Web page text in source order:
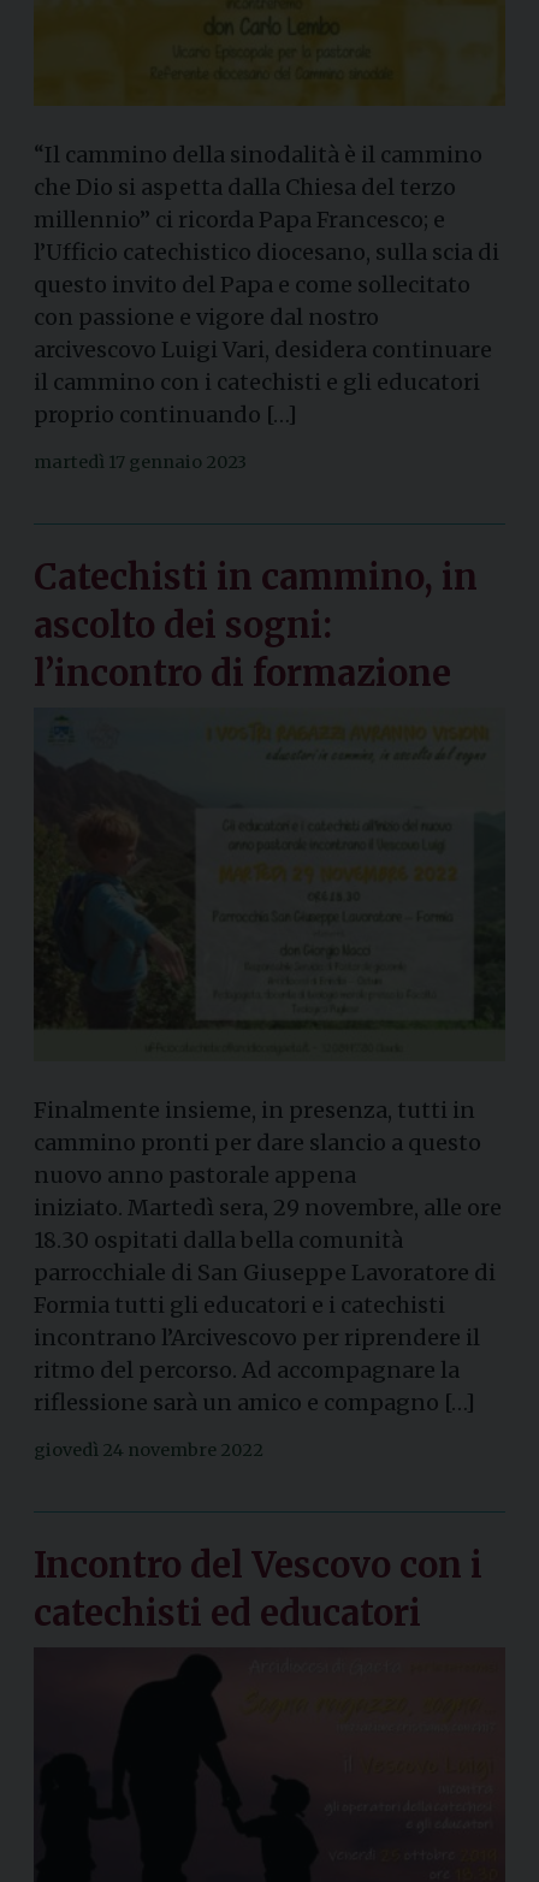
“Il cammino della sinodalità è il cammino
che Dio si aspetta dalla Chiesa del terzo
millennio” ci ricorda Papa Francesco; e
l’Ufficio catechistico diocesano, sulla scia di
questo invito del Papa e come sollecitato
con passione e vigore dal nostro
arcivescovo Luigi Vari, desidera continuare
il cammino con i catechisti e gli educatori
proprio continuando […]
martedì 17 gennaio 2023
Catechisti in cammino, in
ascolto dei sogni:
l’incontro di formazione
Finalmente insieme, in presenza, tutti in
cammino pronti per dare slancio a questo
nuovo anno pastorale appena
iniziato. Martedì sera, 29 novembre, alle ore
18.30 ospitati dalla bella comunità
parrocchiale di San Giuseppe Lavoratore di
Formia tutti gli educatori e i catechisti
incontrano l’Arcivescovo per riprendere il
ritmo del percorso. Ad accompagnare la
riflessione sarà un amico e compagno […]
giovedì 24 novembre 2022
Incontro del Vescovo con i
catechisti ed educatori